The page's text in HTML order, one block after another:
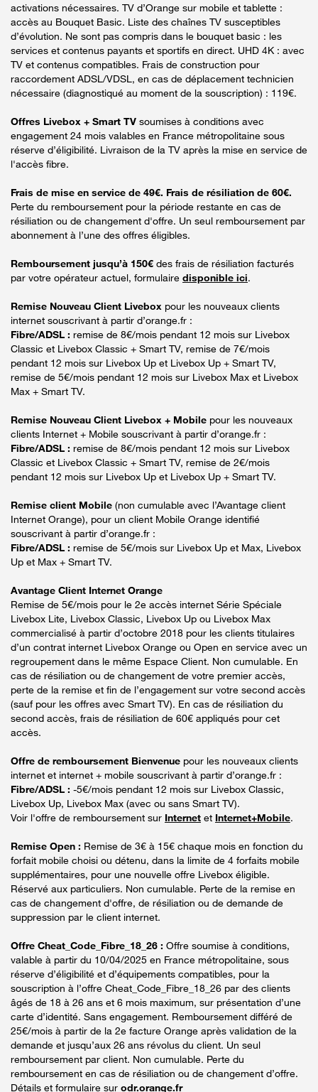
activations nécessaires. TV d’Orange sur mobile et tablette :
accès au Bouquet Basic. Liste des chaînes TV susceptibles
d’évolution. Ne sont pas compris dans le bouquet basic : les
services et contenus payants et sportifs en direct. UHD 4K : avec
TV et contenus compatibles. Frais de construction pour
raccordement ADSL/VDSL, en cas de déplacement technicien
nécessaire (diagnostiqué au moment de la souscription) : 119€.
Offres Livebox + Smart TV soumises à conditions avec
engagement 24 mois valables en France métropolitaine sous
réserve d’éligibilité. Livraison de la TV après la mise en service de
l'accès fibre.
Frais de mise en service de 49€. Frais de résiliation de 60€.
Perte du remboursement pour la période restante en cas de
résiliation ou de changement d'offre. Un seul remboursement par
abonnement à l’une des offres éligibles.
Remboursement jusqu’à 150€ des frais de résiliation facturés
par votre opérateur actuel, formulaire disponible ici.
Remise Nouveau Client Livebox pour les nouveaux clients
internet souscrivant à partir d’orange.fr :
Fibre/ADSL : remise de 8€/mois pendant 12 mois sur Livebox
Classic et Livebox Classic + Smart TV, remise de 7€/mois
pendant 12 mois sur Livebox Up et Livebox Up + Smart TV,
remise de 5€/mois pendant 12 mois sur Livebox Max et Livebox
Max + Smart TV.
Remise Nouveau Client Livebox + Mobile pour les nouveaux
clients Internet + Mobile souscrivant à partir d’orange.fr :
Fibre/ADSL : remise de 8€/mois pendant 12 mois sur Livebox
Classic et Livebox Classic + Smart TV, remise de 2€/mois
pendant 12 mois sur Livebox Up et Livebox Up + Smart TV.
Remise client Mobile (non cumulable avec l’Avantage client
Internet Orange), pour un client Mobile Orange identifié
souscrivant à partir d’orange.fr :
Fibre/ADSL : remise de 5€/mois sur Livebox Up et Max, Livebox
Up et Max + Smart TV.
Avantage Client Internet Orange
Remise de 5€/mois pour le 2e accès internet Série Spéciale
Livebox Lite, Livebox Classic, Livebox Up ou Livebox Max
commercialisé à partir d’octobre 2018 pour les clients titulaires
d’un contrat internet Livebox Orange ou Open en service avec un
regroupement dans le même Espace Client. Non cumulable. En
cas de résiliation ou de changement de votre premier accès,
perte de la remise et fin de l’engagement sur votre second accès
(sauf pour les offres avec Smart TV). En cas de résiliation du
second accès, frais de résiliation de 60€ appliqués pour cet
accès.
Offre de remboursement Bienvenue pour les nouveaux clients
internet et internet + mobile souscrivant à partir d’orange.fr :
Fibre/ADSL : -5€/mois pendant 12 mois sur Livebox Classic,
Livebox Up, Livebox Max (avec ou sans Smart TV).
Voir l'offre de remboursement sur Internet et Internet+Mobile.
Remise Open : Remise de 3€ à 15€ chaque mois en fonction du
forfait mobile choisi ou détenu, dans la limite de 4 forfaits mobile
supplémentaires, pour une nouvelle offre Livebox éligible.
Réservé aux particuliers. Non cumulable. Perte de la remise en
cas de changement d'offre, de résiliation ou de demande de
suppression par le client internet.
Offre Cheat_Code_Fibre_18_26 : Offre soumise à conditions,
valable à partir du 10/04/2025 en France métropolitaine, sous
réserve d’éligibilité et d’équipements compatibles, pour la
souscription à l’offre Cheat_Code_Fibre_18_26 par des clients
âgés de 18 à 26 ans et 6 mois maximum, sur présentation d’une
carte d’identité. Sans engagement. Remboursement différé de
25€/mois à partir de la 2e facture Orange après validation de la
demande et jusqu’aux 26 ans révolus du client. Un seul
remboursement par client. Non cumulable. Perte du
remboursement en cas de résiliation ou de changement d’offre.
Détails et formulaire sur odr.orange.fr